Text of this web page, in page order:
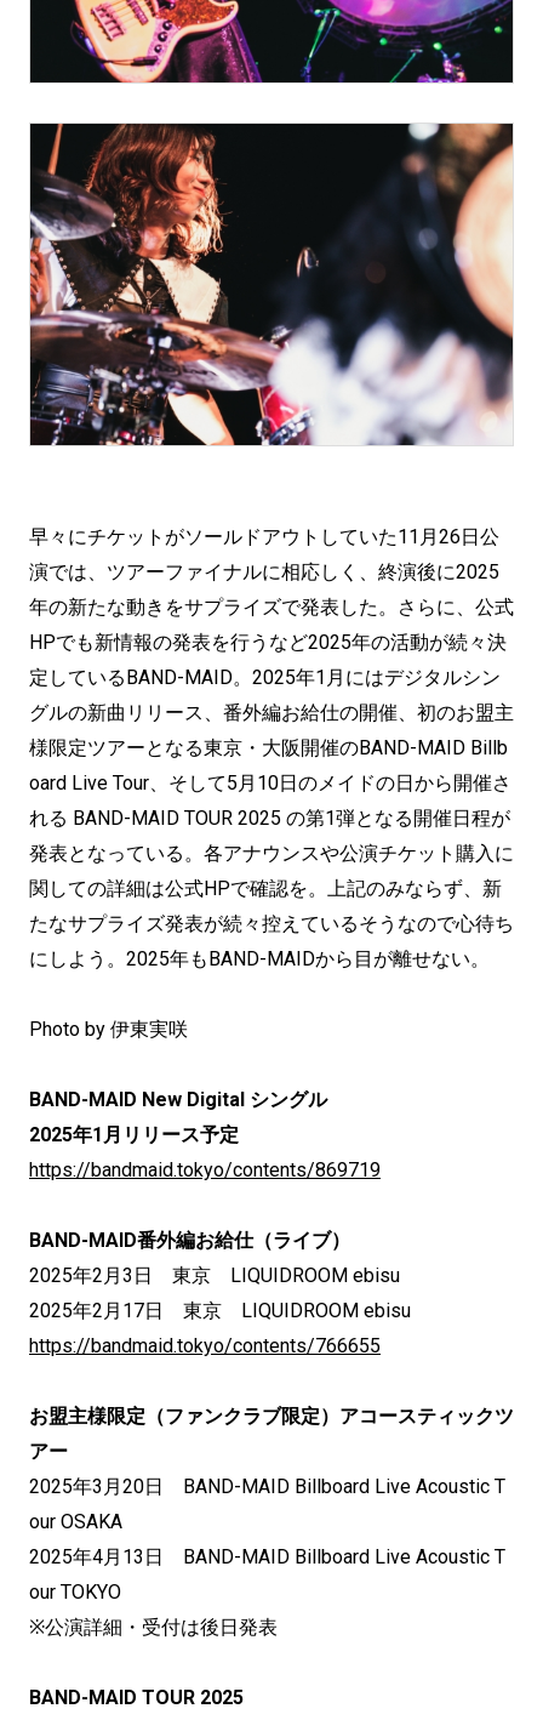
早々にチケットがソールドアウトしていた11月26日公
演では、ツアーファイナルに相応しく、終演後に2025
年の新たな動きをサプライズで発表した。さらに、公式
HPでも新情報の発表を行うなど2025年の活動が続々決
定しているBAND-MAID。2025年1月にはデジタルシン
グルの新曲リリース、番外編お給仕の開催、初のお盟主
様限定ツアーとなる東京・大阪開催のBAND-MAID Billb
oard Live Tour、そして5月10日のメイドの日から開催さ
れる BAND-MAID TOUR 2025 の第1弾となる開催日程が
発表となっている。各アナウンスや公演チケット購入に
関しての詳細は公式HPで確認を。上記のみならず、新
たなサプライズ発表が続々控えているそうなので心待ち
にしよう。2025年もBAND-MAIDから目が離せない。
Photo by 伊東実咲
BAND-MAID New Digital シングル
2025年1月リリース予定
https://bandmaid.tokyo/contents/869719
BAND-MAID番外編お給仕（ライブ）
2025年2月3日 東京 LIQUIDROOM ebisu
2025年2月17日 東京 LIQUIDROOM ebisu
https://bandmaid.tokyo/contents/766655
お盟主様限定（ファンクラブ限定）アコースティックツ
アー
2025年3月20日 BAND-MAID Billboard Live Acoustic T
our OSAKA
2025年4月13日 BAND-MAID Billboard Live Acoustic T
our TOKYO
※公演詳細・受付は後日発表
BAND-MAID TOUR 2025